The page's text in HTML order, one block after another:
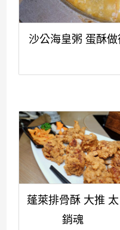
沙公海皇粥 蛋酥
蓬萊排骨酥 大推 太
銷魂